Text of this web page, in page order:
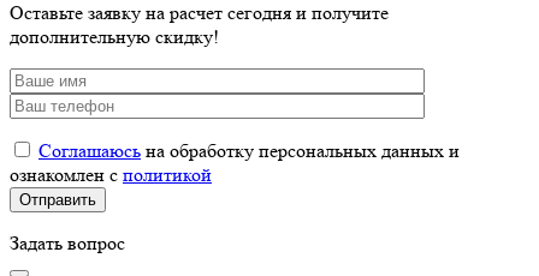
Оставьте заявку на расчет сегодня и получите
дополнительную скидку!
Соглашаюсь на обработку персональных данных и
ознакомлен с политикой
Задать вопрос